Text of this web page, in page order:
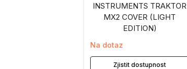
INSTRUMENTS TRAKTOR
MX2 COVER (LIGHT
EDITION)
Na dotaz
Zjistit dostupnost